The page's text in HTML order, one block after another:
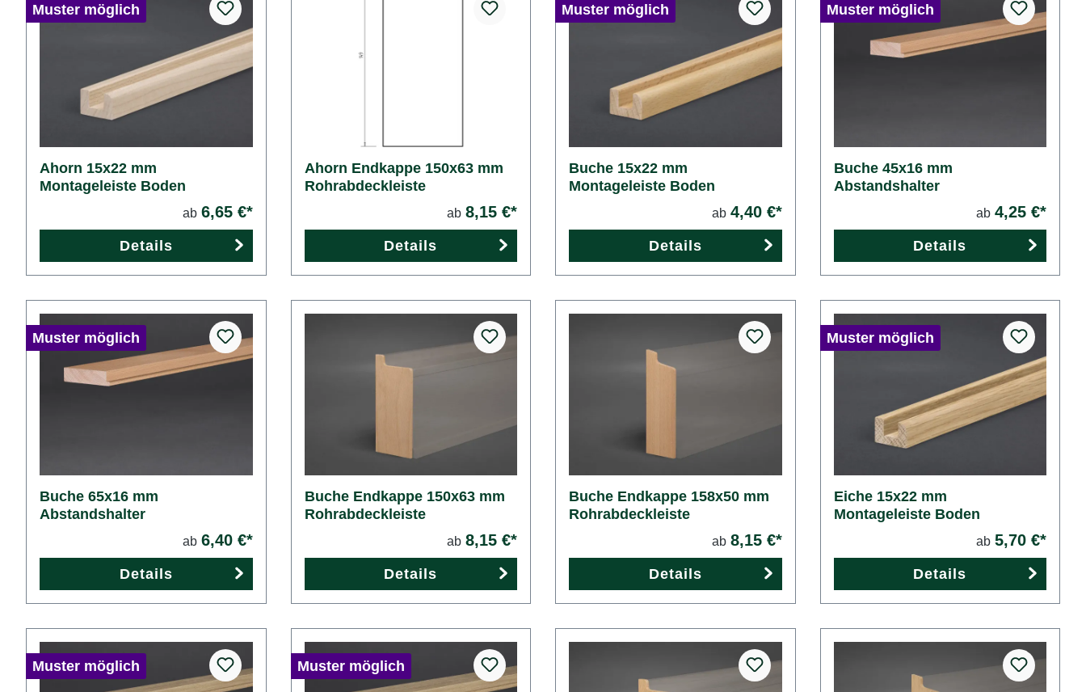
Muster möglich
Ahorn 15x22 mm
Montageleiste Boden
ab 6,65 €*
Details
Ahorn Endkappe 150x63 mm
Rohrabdeckleiste
ab 8,15 €*
Details
Muster möglich
Buche 15x22 mm
Montageleiste Boden
ab 4,40 €*
Details
Muster möglich
Buche 45x16 mm
Abstandshalter
ab 4,25 €*
Details
Muster möglich
Buche 65x16 mm
Abstandshalter
ab 6,40 €*
Details
Buche Endkappe 150x63 mm
Rohrabdeckleiste
ab 8,15 €*
Details
Buche Endkappe 158x50 mm
Rohrabdeckleiste
ab 8,15 €*
Details
Muster möglich
Eiche 15x22 mm
Montageleiste Boden
ab 5,70 €*
Details
Muster möglich Muster möglich